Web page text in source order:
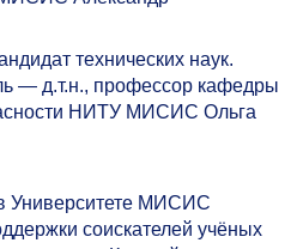
технических наук.
— д.т.н., профессор кафедры
НИТУ МИСИС Ольга
Университете МИСИС
соискателей учёных